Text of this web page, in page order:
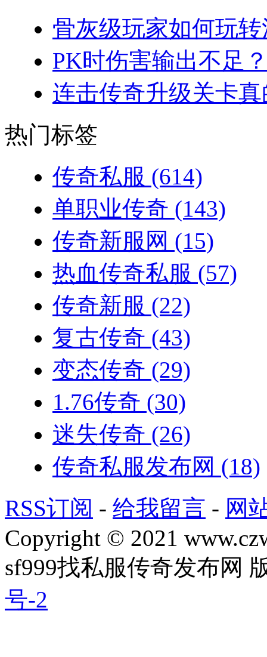
骨灰级玩家如何玩
PK时伤害输出不足
连击传奇升级关卡
热门标签
传奇私服 (614)
单职业传奇 (143)
传奇新服网 (15)
热血传奇私服 (57)
传奇新服 (22)
复古传奇 (43)
变态传奇 (29)
1.76传奇 (30)
迷失传奇 (26)
传奇私服发布网 (18)
RSS订阅 - 给我留言 - 网
Copyright © 2021
sf999找私服传奇发布网
号-2